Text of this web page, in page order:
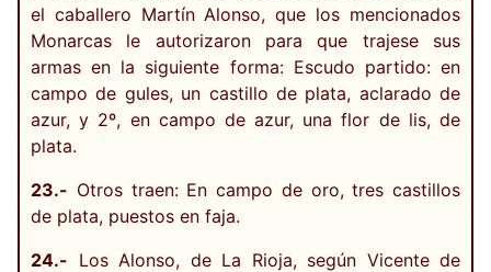
el caballero Martín Alonso, que los mencionados
Monarcas le autorizaron para que trajese sus
armas en la siguiente forma: Escudo partido: en
campo de gules, un castillo de plata, aclarado de
azur, y 2º, en campo de azur, una flor de lis, de
plata.
23.- Otros traen: En campo de oro, tres castillos
de plata, puestos en faja.
24.- Los Alonso, de La Rioja, según Vicente de